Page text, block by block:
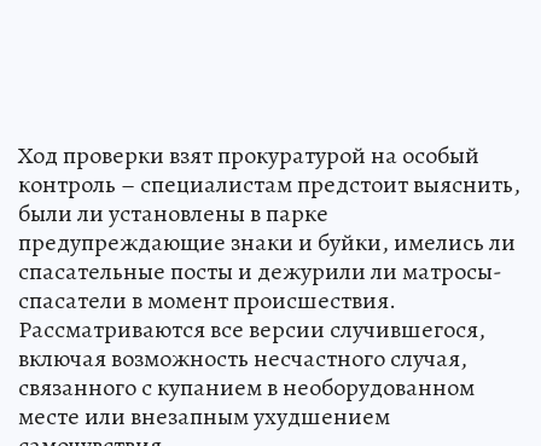
Ход проверки взят прокуратурой на особый
контроль – специалистам предстоит выяснить,
были ли установлены в парке
предупреждающие знаки и буйки, имелись ли
спасательные посты и дежурили ли матросы-
спасатели в момент происшествия.
Рассматриваются все версии случившегося,
включая возможность несчастного случая,
связанного с купанием в необорудованном
месте или внезапным ухудшением